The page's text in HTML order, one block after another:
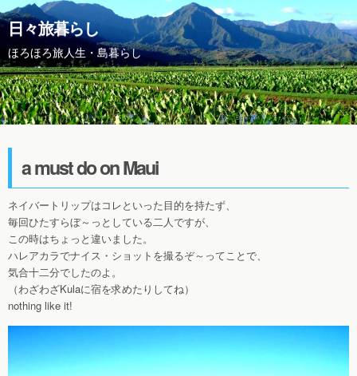
日々旅暮らし
ほろほろ旅人生・島暮らし
a must do on Maui
ネイバートリップはコレといった目的を持たず、
毎回ひたすらぼ～っとしている二人ですが、
この時はちょっと違いました。
ハレアカラでナイス・ショットを撮るぞ～ってことで、
気合十二分でしたのよ。
（わざわざKulaに宿を求めたりしてね）
nothing like it!